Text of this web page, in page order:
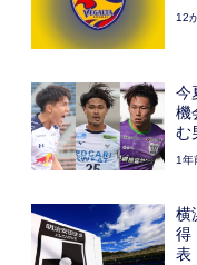
12
今
機
む
1年
横
得
表